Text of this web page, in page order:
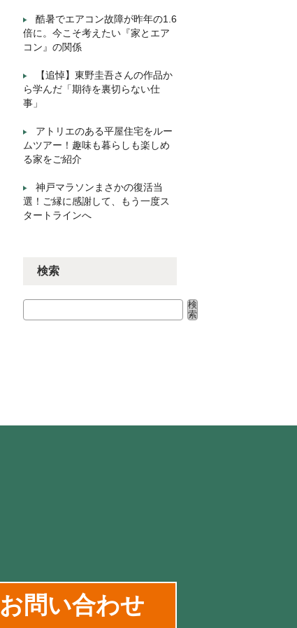
酷暑でエアコン故障が昨年の1.6
倍に。今こそ考えたい『家とエア
コン』の関係
【追悼】東野圭吾さんの作品か
ら学んだ「期待を裏切らない仕
事」
アトリエのある平屋住宅をルー
ムツアー！趣味も暮らしも楽しめ
る家をご紹介
神戸マラソンまさかの復活当
選！ご縁に感謝して、もう一度ス
タートラインへ
検索
検索
検
索
問い合わせ